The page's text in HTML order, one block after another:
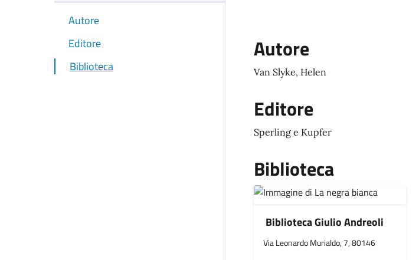
Autore
Editore
Biblioteca
Autore
Van Slyke, Helen
Editore
Sperling e Kupfer
Biblioteca
Biblioteca Giulio Andreoli
Via Leonardo Murialdo, 7, 80146